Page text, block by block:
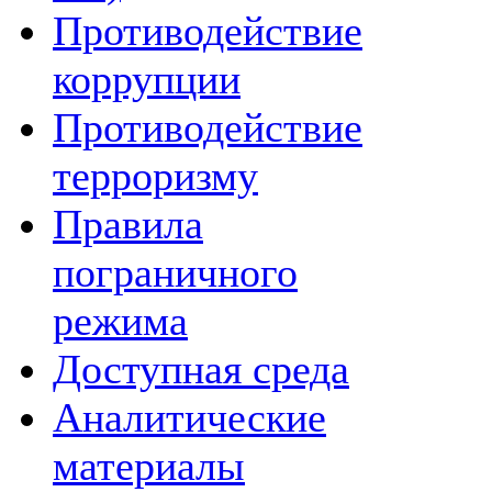
Противодействие
коррупции
Противодействие
терроризму
Правила
пограничного
режима
Доступная среда
Аналитические
материалы